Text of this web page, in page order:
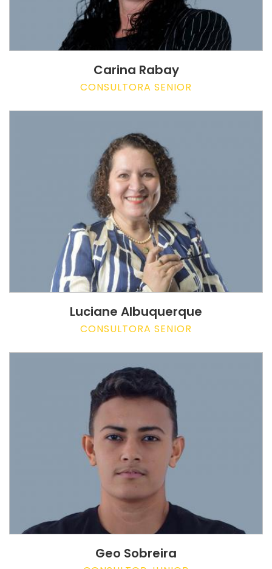
Carina Rabay
CONSULTORA SENIOR
Luciane Albuquerque
CONSULTORA SENIOR
Geo Sobreira